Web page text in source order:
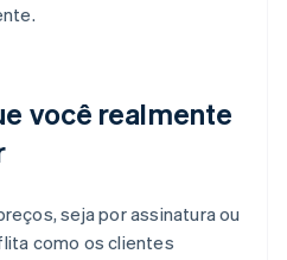
você realmente
seja por assinatura ou
como os clientes